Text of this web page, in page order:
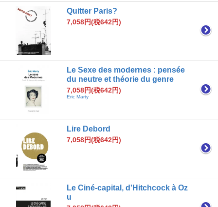
Quitter Paris?
7,058円(税642円)
Le Sexe des modernes : pensée
du neutre et théorie du genre
7,058円(税642円)
Eric Marty
Lire Debord
7,058円(税642円)
Le Ciné-capital, d'Hitchcock à Oz
u